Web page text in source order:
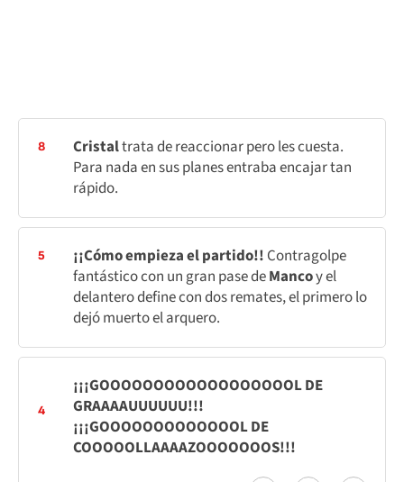
8 Cristaltrata de reaccionar pero les cuesta.
Para nada en sus planes entraba encajar tan
rápido.
5 ¡¡Cómo empieza el partido!! Contragolpe
fantástico con un gran pase deMancoy el
delantero define con dos remates, el primero lo
dejó muerto el arquero.
4
¡¡¡GOOOOOOOOOOOOOOOOOOL DE
GRAAAAUUUUUU!!!
¡¡¡GOOOOOOOOOOOOOL DE
COOOOOLLAAAAZOOOOOOOS!!!